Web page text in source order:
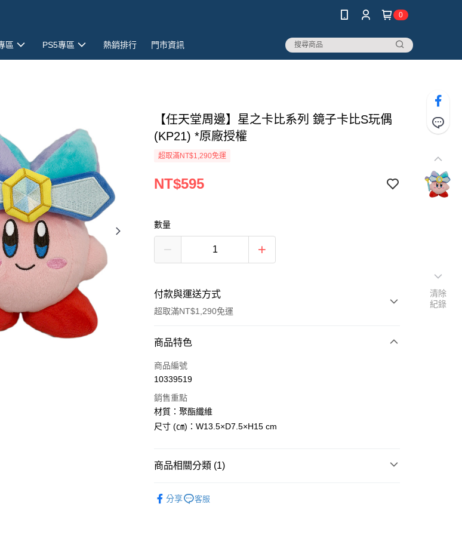
0
區 PS5專區 熱銷排行 門市資訊
【任天堂周邊】星之卡比系列 鏡子卡比S玩偶
(KP21) *原廠授權
超取滿NT$1,290免運
NT$595
數量
付款與運送方式
超取滿NT$1,290免運
付款方式
信用卡一次付款
LINE Pay
Apple Pay
Google Pay
商品特色
商品編號
10339519
銷售重點
材質：聚酯纖維
尺寸 (㎝)：W13.5×D7.5×H15 cm
商品相關分類 (1)
分享
客服
清除
紀錄